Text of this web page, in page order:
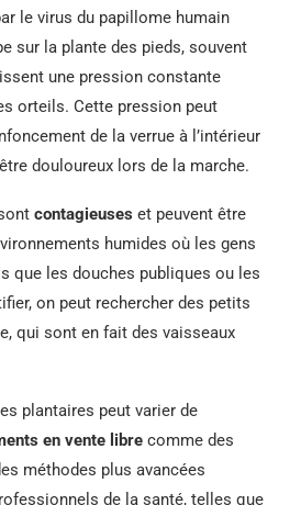
le virus du papillome humain
sur la plante des pieds, souvent
une pression constante
orteils. Cette pression peut
de la verrue à l’intérieur
douloureux lors de la marche.
contagieuses et peuvent être
humides où les gens
que les douches publiques ou les
on peut rechercher des petits
qui sont en fait des vaisseaux
plantaires peut varier de
en vente libre comme des
méthodes plus avancées
de la santé, telles que